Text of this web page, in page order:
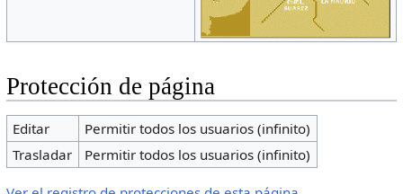
Protección de página
Editar
Permitir todos los usuarios (infinito)
Trasladar
Permitir todos los usuarios (infinito)